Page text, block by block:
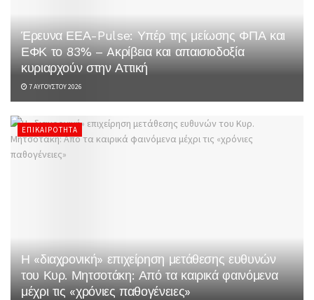
Έρευνα ΕΕΑ-Pulse: Υπέρ της μείωσης ΦΠΑ και
ΕΦΚ το 83% – Aκρίβεια και απαισιοδοξία
κυριαρχούν στην Αττική
7 ΑΥΓΟΎΣΤΟΥ 2026
ΕΠΙΚΑΙΡΌΤΗΤΑ
Η «διαχρονική» επιχείρηση μετάθεσης ευθυνών
του Κυρ. Μητσοτάκη: Από τα καιρικά φαινόμενα
μέχρι τις «χρόνιες παθογένειες»